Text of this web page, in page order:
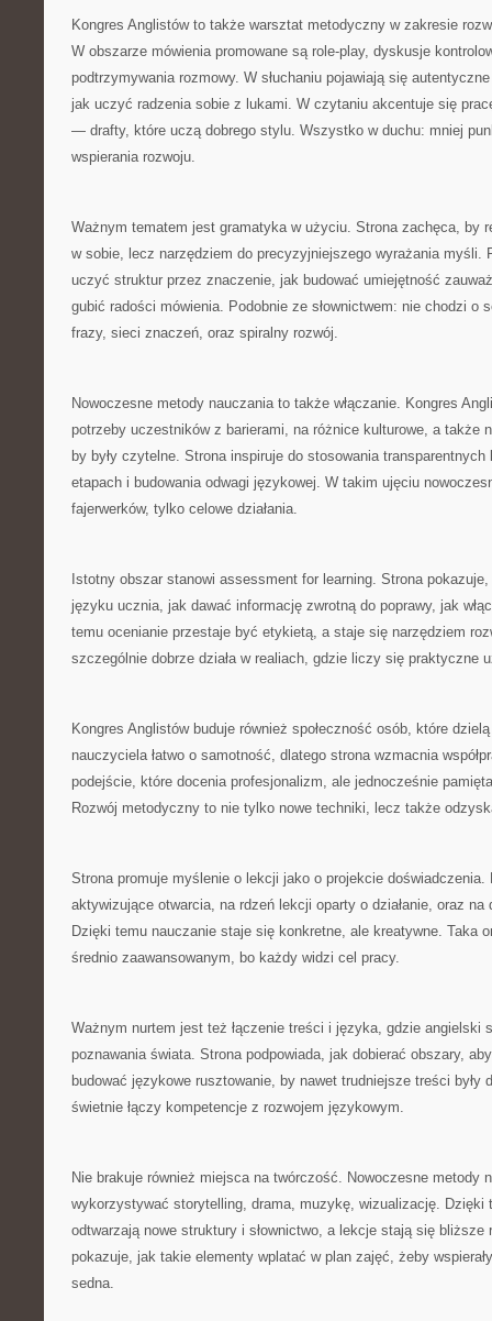
Kongres Anglistów to także warsztat metodyczny w zakresie
W obszarze mówienia promowane są role-play, dyskusje
podtrzymywania rozmowy. W słuchaniu pojawiają się
jak uczyć radzenia sobie z lukami. W czytaniu akcentuje się
— drafty, które uczą dobrego stylu. Wszystko w duchu: mniej
wspierania rozwoju.
Ważnym tematem jest gramatyka w użyciu. Strona zachęca, by
w sobie, lecz narzędziem do precyzyjniejszego wyrażania myśli.
uczyć struktur przez znaczenie, jak budować umiejętność
gubić radości mówienia. Podobnie ze słownictwem: nie chodzi o
frazy, sieci znaczeń, oraz spiralny rozwój.
Nowoczesne metody nauczania to także włączanie. Kongres
potrzeby uczestników z barierami, na różnice kulturowe, a także
by były czytelne. Strona inspiruje do stosowania
etapach i budowania odwagi językowej. W takim ujęciu
fajerwerków, tylko celowe działania.
Istotny obszar stanowi assessment for learning. Strona
języku ucznia, jak dawać informację zwrotną do poprawy, jak
temu ocenianie przestaje być etykietą, a staje się narzędziem
szczególnie dobrze działa w realiach, gdzie liczy się praktyczne
Kongres Anglistów buduje również społeczność osób, które
nauczyciela łatwo o samotność, dlatego strona wzmacnia
podejście, które docenia profesjonalizm, ale jednocześnie
Rozwój metodyczny to nie tylko nowe techniki, lecz także
Strona promuje myślenie o lekcji jako o projekcie
aktywizujące otwarcia, na rdzeń lekcji oparty o działanie, oraz
Dzięki temu nauczanie staje się konkretne, ale kreatywne. Taka
średnio zaawansowanym, bo każdy widzi cel pracy.
Ważnym nurtem jest też łączenie treści i języka, gdzie angielski
poznawania świata. Strona podpowiada, jak dobierać obszary,
budować językowe rusztowanie, by nawet trudniejsze treści były
świetnie łączy kompetencje z rozwojem językowym.
Nie brakuje również miejsca na twórczość. Nowoczesne metody
wykorzystywać storytelling, drama, muzykę, wizualizację. Dzięki
odtwarzają nowe struktury i słownictwo, a lekcje stają się bliższe
pokazuje, jak takie elementy wplatać w plan zajęć, żeby
sedna.